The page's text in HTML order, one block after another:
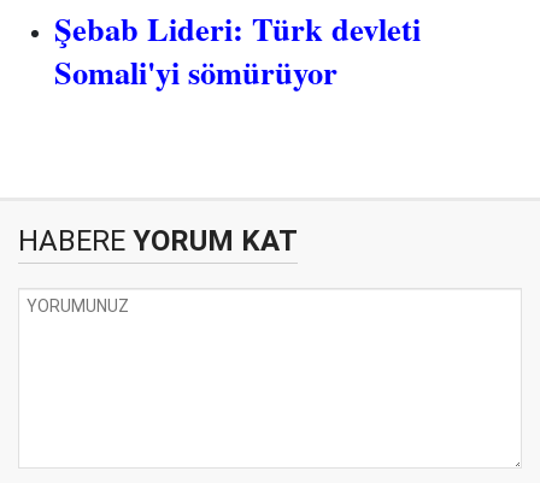
Şebab Lideri: Türk devleti
Somali'yi sömürüyor
HABERE YORUM KAT